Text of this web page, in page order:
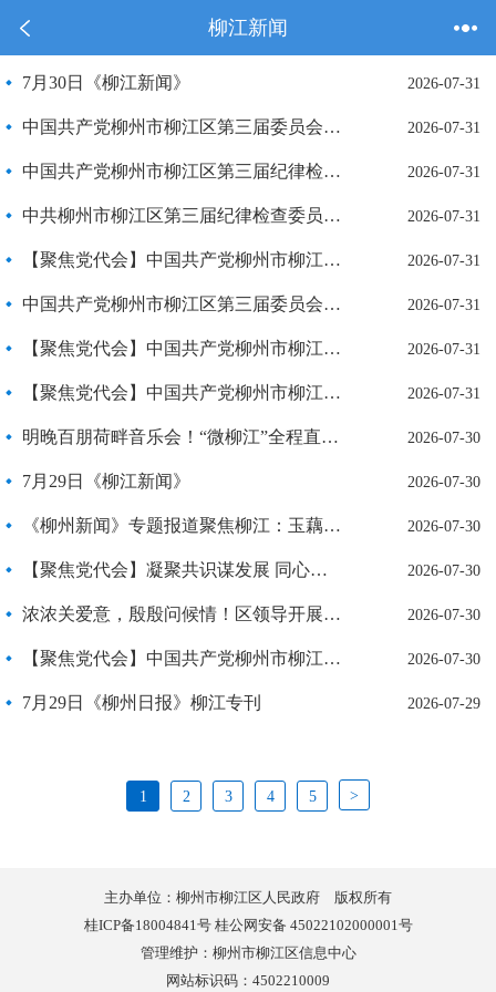
柳江新闻
2026-07-31
7月30日《柳江新闻》
2026-07-31
中国共产党柳州市柳江区第三届委员会第一次全体会议公报
2026-07-31
中国共产党柳州市柳江区第三届纪律检查委员会第一次全体会议公报
2026-07-31
中共柳州市柳江区第三届纪律检查委员会第一次全体会议召开
2026-07-31
【聚焦党代会】中国共产党柳州市柳江区第三次代表大会关于中国共产党柳州市柳江区第二届纪律检查委员会工作报告的决议
2026-07-31
中国共产党柳州市柳江区第三届委员会第一次全体会议召开
2026-07-31
【聚焦党代会】中国共产党柳州市柳江区第三次代表大会关于中国共产党柳州市柳江区第二届委员会报告的决议
2026-07-31
【聚焦党代会】中国共产党柳州市柳江区第三次代表大会胜利闭幕
2026-07-30
明晚百朋荷畔音乐会！“微柳江”全程直播，邀您云赏盛会
2026-07-30
7月29日《柳江新闻》
2026-07-30
《柳州新闻》专题报道聚焦柳江：玉藕飘香迎盛会 荷韵柳江等你来
2026-07-30
【聚焦党代会】凝聚共识谋发展 同心聚力启新程
2026-07-30
浓浓关爱意，殷殷问候情！区领导开展“八一”走访慰问活动
2026-07-30
【聚焦党代会】中国共产党柳州市柳江区第三次代表大会开幕
2026-07-29
7月29日《柳州日报》柳江专刊
1 2 3 4 5 >
主办单位：柳州市柳江区人民政府 版权所有
桂ICP备18004841号 桂公网安备 45022102000001号
管理维护：柳州市柳江区信息中心
网站标识码：4502210009